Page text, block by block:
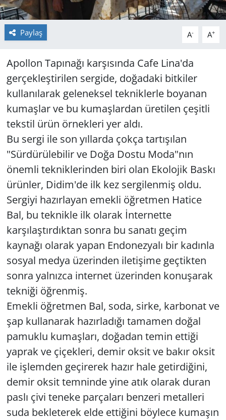
Paylaş A- A+
Apollon Tapınağı karşısında Cafe Lina'da
gerçekleştirilen sergide, doğadaki bitkiler
kullanılarak geleneksel tekniklerle boyanan
kumaşlar ve bu kumaşlardan üretilen çeşitli
tekstil ürün örnekleri yer aldı.
Bu sergi ile son yıllarda çokça tartışılan
"Sürdürülebilir ve Doğa Dostu Moda"nın
önemli tekniklerinden biri olan Ekolojik Baskı
ürünler, Didim'de ilk kez sergilenmiş oldu.
Sergiyi hazırlayan emekli öğretmen Hatice
Bal, bu teknikle ilk olarak İnternette
karşılaştırdıktan sonra bu sanatı geçim
kaynağı olarak yapan Endonezyalı bir kadınla
sosyal medya üzerinden iletişime geçtikten
sonra yalnızca internet üzerinden konuşarak
tekniği öğrenmiş.
Emekli öğretmen Bal, soda, sirke, karbonat ve
şap kullanarak hazırladığı tamamen doğal
pamuklu kumaşları, doğadan temin ettiği
yaprak ve çiçekleri, demir oksit ve bakır oksit
ile işlemden geçirerek hazır hale getirdiğini,
demir oksit temninde yine atık olarak duran
paslı çivi teneke parçaları benzeri metalleri
suda bekleterek elde ettiğini böylece kumaşın
SPOR